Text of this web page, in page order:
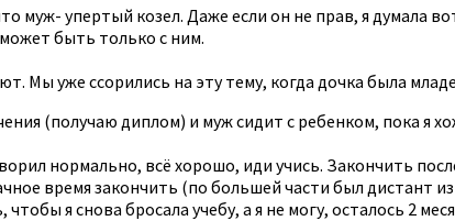
муж- упертый козел. Даже если он не прав, я думала
быть только с ним.
Мы уже ссорились на эту тему, когда дочка была
(получаю диплом) и муж сидит с ребенком, пока я
нормально, всё хорошо, иди учись. Закончить
время закончить (по большей части был дистант
я снова бросала учебу, а я не могу, осталось 2